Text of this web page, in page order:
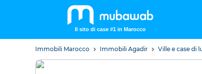
Il sito di case #1 in Marocco
Immobili Marocco Immobili Agadir Ville e case di